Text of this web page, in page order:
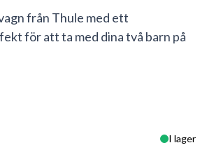
från Thule med ett
för att ta med dina två barn på
I lager